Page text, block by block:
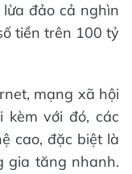
đảo cả nghìn
tiền trên 100 tỷ
mạng xã hội
kèm với đó, các
cao, đặc biệt là
gia tăng nhanh.